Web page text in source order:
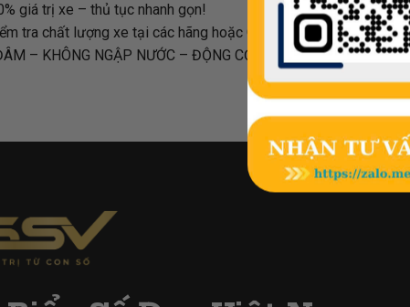
giá trị xe – thủ tục nhanh gọn!
tra chất lượng xe tại các hãng hoặc Gara bất kỳ.
– KHÔNG NGẬP NƯỚC – ĐỘNG CƠ – HỘP SỐ NGUYÊN BẢN.